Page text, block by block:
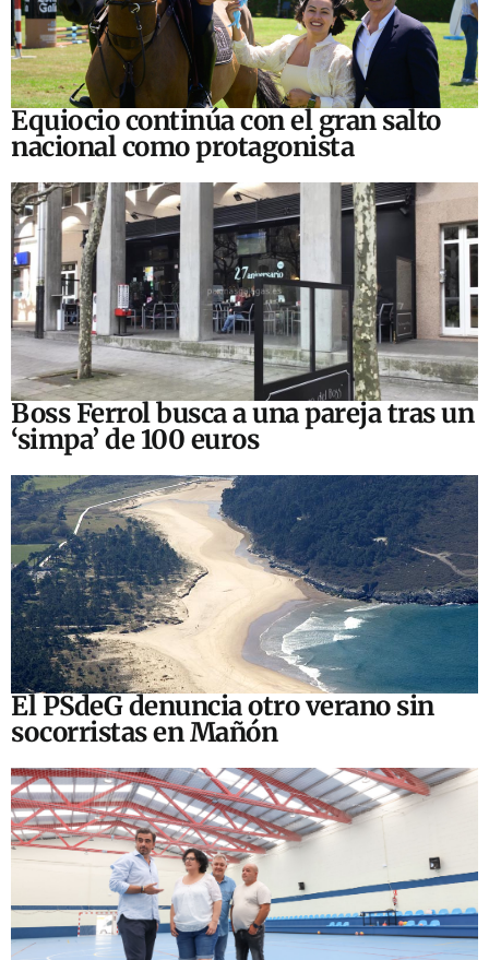
Equiocio continúa con el gran salto
nacional como protagonista
Boss Ferrol busca a una pareja tras un
‘simpa’ de 100 euros
El PSdeG denuncia otro verano sin
socorristas en Mañón